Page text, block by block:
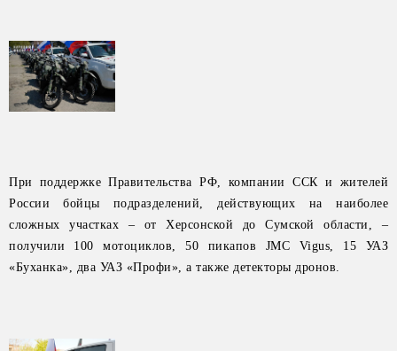
При поддержке Правительства РФ, компании ССК и жителей
России бойцы подразделений, действующих на наиболее
сложных участках – от Херсонской до Сумской области, –
получили 100 мотоциклов, 50 пикапов JMC Vigus, 15 УАЗ
«Буханка», два УАЗ «Профи», а также детекторы дронов.